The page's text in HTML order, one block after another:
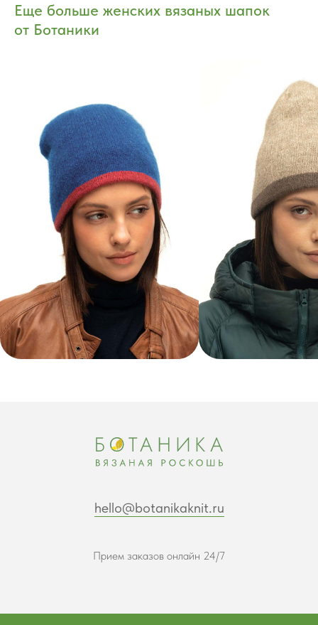
Еще больше женских вязаных шапок
от Ботаники
hello@botanikaknit.ru
Прием заказов онлайн 24/7